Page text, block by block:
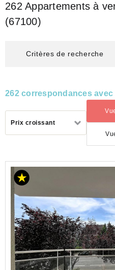
262 Appartements à
(67100)
Critères de recherche
262 correspondances
Prix croissant
(activé)
ACHAT
APPARTEMENT
EST
BAS-
RHIN
(67)
STRASBOURG
(67100)